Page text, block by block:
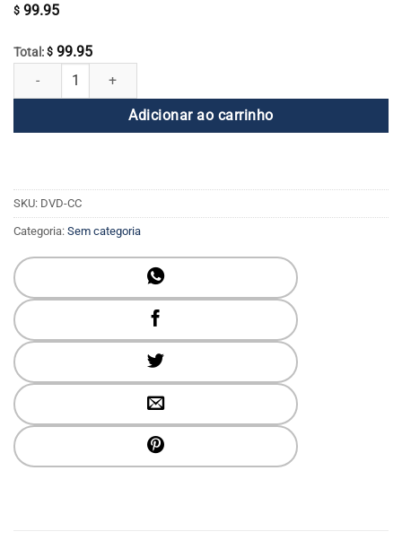
$ 99.95
Total: $ 99.95
Comunicação Consciente (conjunto de 4 DVDs) quantidade
Adicionar ao carrinho
SKU: DVD-CC
Categoria: Sem categoria